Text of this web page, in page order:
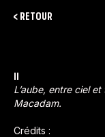
< RETOUR
L’aube, entre ciel
Macadam.
Crédits :